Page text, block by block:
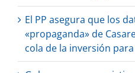
El PP asegura que los
«propaganda» de
cola de la inversión